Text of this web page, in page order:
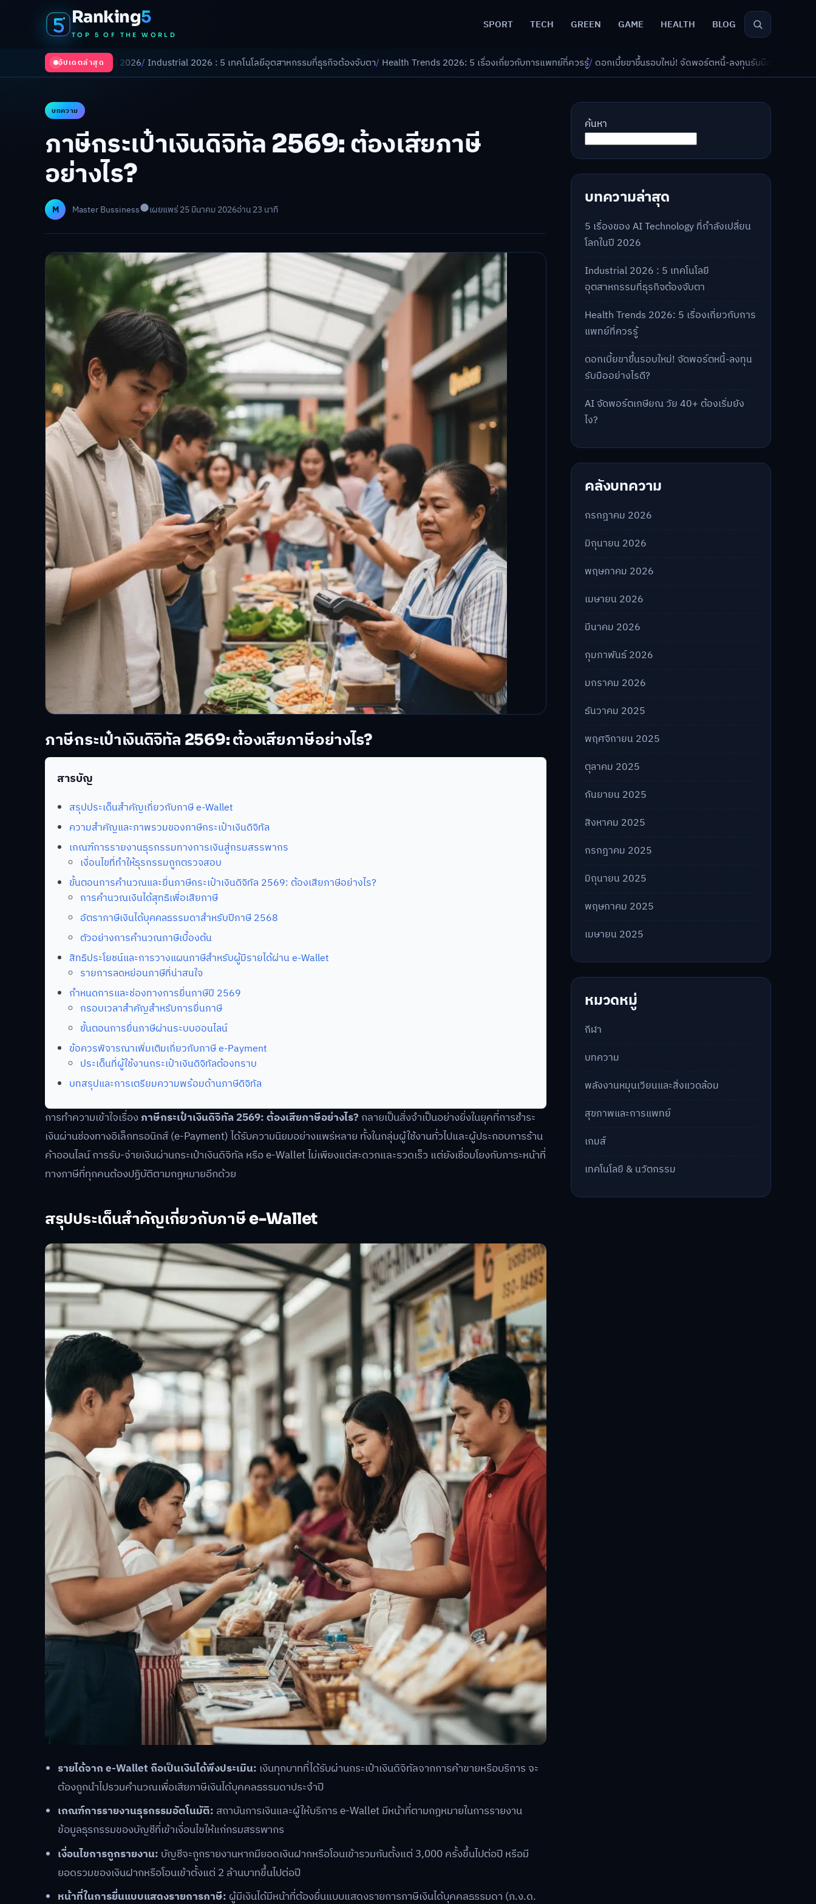
Ranking5
TOP 5 OF THE WORLD
SPORT TECH GREEN GAME HEALTH BLOG
อัปเดตล่าสุด
ลกในปี 2026/Industrial 2026 : 5 เทคโนโลยีอุตสาหกรรมที่ธุรกิจต้องจับตา/Health Trends 2026: 5 เรื่องเกี่ยวกับการแพทย์ที่ควรรู้/ดอกเบี้ยขาขึ้นรอบใหม่! จัดพอร์ตหนี้-ลงทุนรับมืออย่างไรดี?/AI จัดพอร์ตเกษียณ วัย
บทความ
ภาษีกระเป๋าเงินดิจิทัล 2569: ต้องเสียภาษี
อย่างไร?
M Master Bussiness เผยแพร่ 25 มีนาคม 2026อ่าน 23 นาที
ภาษีกระเป๋าเงินดิจิทัล 2569: ต้องเสียภาษีอย่างไร?
สารบัญ
สรุปประเด็นสำคัญเกี่ยวกับภาษี e-Wallet
ความสำคัญและภาพรวมของภาษีกระเป๋าเงินดิจิทัล
เกณฑ์การรายงานธุรกรรมทางการเงินสู่กรมสรรพากร
เงื่อนไขที่ทำให้ธุรกรรมถูกตรวจสอบ
ขั้นตอนการคำนวณและยื่นภาษีกระเป๋าเงินดิจิทัล 2569: ต้องเสียภาษีอย่างไร?
การคำนวณเงินได้สุทธิเพื่อเสียภาษี
อัตราภาษีเงินได้บุคคลธรรมดาสำหรับปีภาษี 2568
ตัวอย่างการคำนวณภาษีเบื้องต้น
สิทธิประโยชน์และการวางแผนภาษีสำหรับผู้มีรายได้ผ่าน e-Wallet
รายการลดหย่อนภาษีที่น่าสนใจ
กำหนดการและช่องทางการยื่นภาษีปี 2569
กรอบเวลาสำคัญสำหรับการยื่นภาษี
ขั้นตอนการยื่นภาษีผ่านระบบออนไลน์
ข้อควรพิจารณาเพิ่มเติมเกี่ยวกับภาษี e-Payment
ประเด็นที่ผู้ใช้งานกระเป๋าเงินดิจิทัลต้องทราบ
บทสรุปและการเตรียมความพร้อมด้านภาษีดิจิทัล
การทำความเข้าใจเรื่องภาษีกระเป๋าเงินดิจิทัล 2569: ต้องเสียภาษีอย่างไร? กลายเป็นสิ่งจำเป็นอย่างยิ่งในยุคที่การชำระ
เงินผ่านช่องทางอิเล็กทรอนิกส์ (e-Payment) ได้รับความนิยมอย่างแพร่หลาย ทั้งในกลุ่มผู้ใช้งานทั่วไปและผู้ประกอบการร้าน
ค้าออนไลน์ การรับ-จ่ายเงินผ่านกระเป๋าเงินดิจิทัล หรือ e-Wallet ไม่เพียงแต่สะดวกและรวดเร็ว แต่ยังเชื่อมโยงกับภาระหน้าที่
ทางภาษีที่ทุกคนต้องปฏิบัติตามกฎหมายอีกด้วย
สรุปประเด็นสำคัญเกี่ยวกับภาษี e-Wallet
รายได้จาก e-Wallet ถือเป็นเงินได้พึงประเมิน: เงินทุกบาทที่ได้รับผ่านกระเป๋าเงินดิจิทัลจากการค้าขายหรือบริการ จะ
ต้องถูกนำไปรวมคำนวณเพื่อเสียภาษีเงินได้บุคคลธรรมดาประจำปี
เกณฑ์การรายงานธุรกรรมอัตโนมัติ: สถาบันการเงินและผู้ให้บริการ e-Wallet มีหน้าที่ตามกฎหมายในการรายงาน
ข้อมูลธุรกรรมของบัญชีที่เข้าเงื่อนไขให้แก่กรมสรรพากร
เงื่อนไขการถูกรายงาน: บัญชีจะถูกรายงานหากมียอดเงินฝากหรือโอนเข้ารวมกันตั้งแต่ 3,000 ครั้งขึ้นไปต่อปี หรือมี
ยอดรวมของเงินฝากหรือโอนเข้าตั้งแต่ 2 ล้านบาทขึ้นไปต่อปี
หน้าที่ในการยื่นแบบแสดงรายการภาษี: ผู้มีเงินได้มีหน้าที่ต้องยื่นแบบแสดงรายการภาษีเงินได้บุคคลธรรมดา (ภ.ง.ด.
ค้นหา
บทความล่าสุด
5 เรื่องของ AI Technology ที่กำลังเปลี่ยน
โลกในปี 2026
Industrial 2026 : 5 เทคโนโลยี
อุตสาหกรรมที่ธุรกิจต้องจับตา
Health Trends 2026: 5 เรื่องเกี่ยวกับการ
แพทย์ที่ควรรู้
ดอกเบี้ยขาขึ้นรอบใหม่! จัดพอร์ตหนี้-ลงทุน
รับมืออย่างไรดี?
AI จัดพอร์ตเกษียณ วัย 40+ ต้องเริ่มยัง
ไง?
คลังบทความ
กรกฎาคม 2026
มิถุนายน 2026
พฤษภาคม 2026
เมษายน 2026
มีนาคม 2026
กุมภาพันธ์ 2026
มกราคม 2026
ธันวาคม 2025
พฤศจิกายน 2025
ตุลาคม 2025
กันยายน 2025
สิงหาคม 2025
กรกฎาคม 2025
มิถุนายน 2025
พฤษภาคม 2025
เมษายน 2025
หมวดหมู่
กีฬา
บทความ
พลังงานหมุนเวียนและสิ่งแวดล้อม
สุขภาพและการแพทย์
เกมส์
เทคโนโลยี & นวัตกรรม